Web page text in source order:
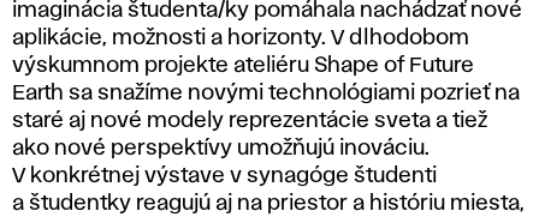
imaginácia študenta/ky pomáhala nachádzať nové
aplikácie, možnosti a horizonty. V dlhodobom
výskumnom projekte ateliéru Shape of Future
Earth sa snažíme novými technológiami pozrieť na
staré aj nové modely reprezentácie sveta a tiež
ako nové perspektívy umožňujú inováciu.
V konkrétnej výstave v synagóge študenti
a študentky reagujú aj na priestor a históriu miesta,